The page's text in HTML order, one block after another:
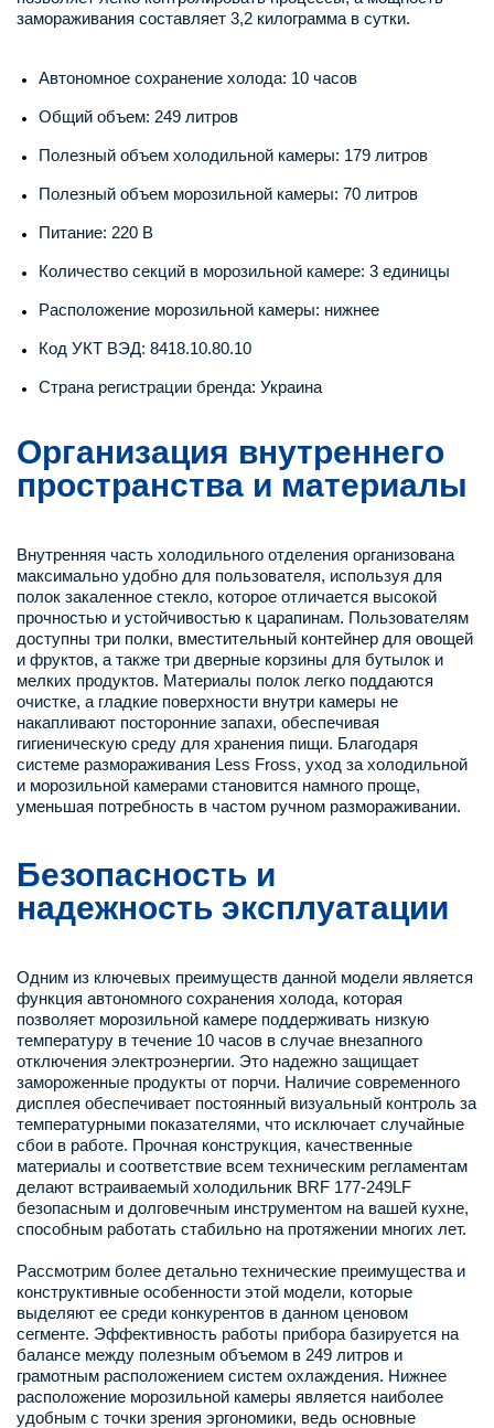
замораживания составляет 3,2 килограмма в сутки.
Автономное сохранение холода: 10 часов
Общий объем: 249 литров
Полезный объем холодильной камеры: 179 литров
Полезный объем морозильной камеры: 70 литров
Питание: 220 В
Количество секций в морозильной камере: 3 единицы
Расположение морозильной камеры: нижнее
Код УКТ ВЭД: 8418.10.80.10
Страна регистрации бренда: Украина
Организация внутреннего
пространства и материалы
Внутренняя часть холодильного отделения организована
максимально удобно для пользователя, используя для
полок закаленное стекло, которое отличается высокой
прочностью и устойчивостью к царапинам. Пользователям
доступны три полки, вместительный контейнер для овощей
и фруктов, а также три дверные корзины для бутылок и
мелких продуктов. Материалы полок легко поддаются
очистке, а гладкие поверхности внутри камеры не
накапливают посторонние запахи, обеспечивая
гигиеническую среду для хранения пищи. Благодаря
системе размораживания Less Fross, уход за холодильной
и морозильной камерами становится намного проще,
уменьшая потребность в частом ручном размораживании.
Безопасность и
надежность эксплуатации
Одним из ключевых преимуществ данной модели является
функция автономного сохранения холода, которая
позволяет морозильной камере поддерживать низкую
температуру в течение 10 часов в случае внезапного
отключения электроэнергии. Это надежно защищает
замороженные продукты от порчи. Наличие современного
дисплея обеспечивает постоянный визуальный контроль за
температурными показателями, что исключает случайные
сбои в работе. Прочная конструкция, качественные
материалы и соответствие всем техническим регламентам
делают встраиваемый холодильник BRF 177-249LF
безопасным и долговечным инструментом на вашей кухне,
способным работать стабильно на протяжении многих лет.
Рассмотрим более детально технические преимущества и
конструктивные особенности этой модели, которые
выделяют ее среди конкурентов в данном ценовом
сегменте. Эффективность работы прибора базируется на
балансе между полезным объемом в 249 литров и
грамотным расположением систем охлаждения. Нижнее
расположение морозильной камеры является наиболее
удобным с точки зрения эргономики, ведь основные